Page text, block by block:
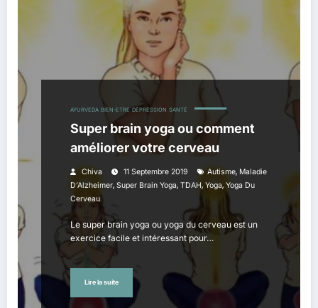
AYURVEDA BIEN-ETRE DÉPRESSION SANTÉ
Super brain yoga ou comment
améliorer votre cerveau
Chiva 11 Septembre 2019 Autisme, Maladie
D’Alzheimer, Super Brain Yoga, TDAH, Yoga, Yoga Du
Cerveau
Le super brain yoga ou yoga du cerveau est un
exercice facile et intéressant pour…
Lire la suite